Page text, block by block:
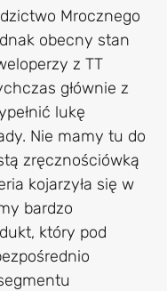
Mrocznego
obecny stan
z TT
głównie z
lukę
Nie mamy tu do
zręcznościówką
kojarzyła się w
bardzo
który pod